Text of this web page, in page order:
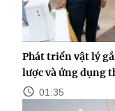
Phát triển vật lý
lược và ứng dụng
01:35